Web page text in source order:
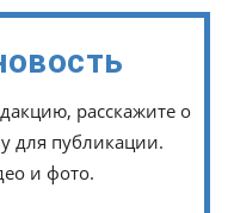
расскажите о
для публикации.
и фото.